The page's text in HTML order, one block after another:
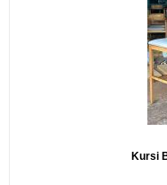
Kursi